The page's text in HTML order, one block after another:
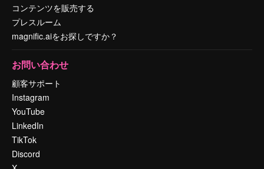
コンテンツを販売する
プレスルーム
magnific.aiをお探しですか？
お問い合わせ
顧客サポート
Instagram
YouTube
LinkedIn
TikTok
Discord